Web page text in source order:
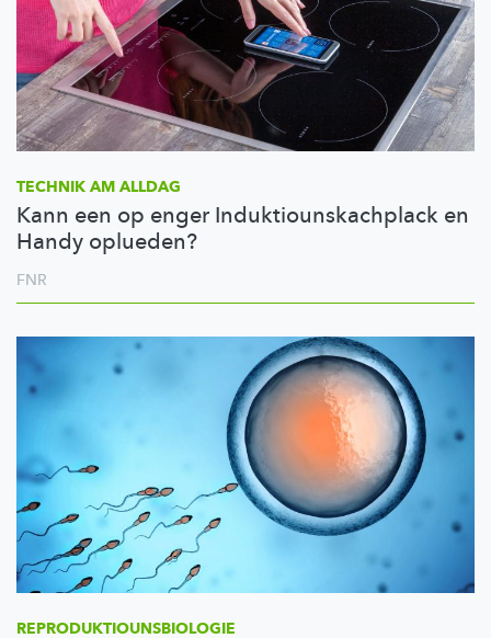
TECHNIK AM ALLDAG
Kann een op enger Induktiounskachplack en
Handy oplueden?
FNR
REPRODUKTIOUNSBIOLOGIE